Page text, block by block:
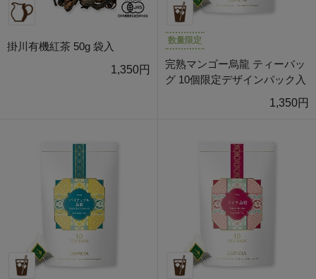
掛川有機紅茶 50g 袋入
1,350円
数量限定
完熟マンゴー烏龍 ティーバッ
グ 10個限定デザインパック入
1,350円